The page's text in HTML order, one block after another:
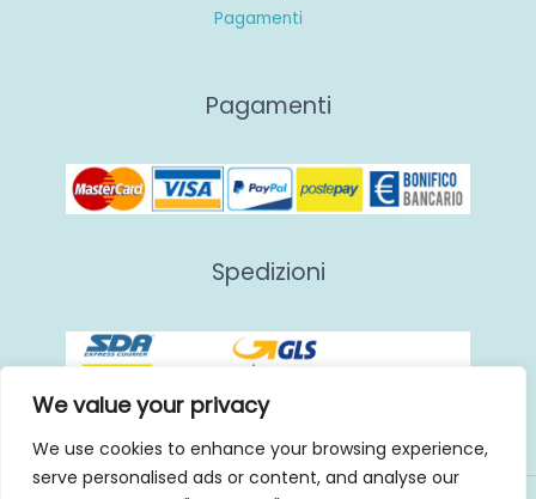
We value your privacy
We use cookies to enhance your browsing experience,
serve personalised ads or content, and analyse our
Pagamenti
Pagamenti
Spedizioni